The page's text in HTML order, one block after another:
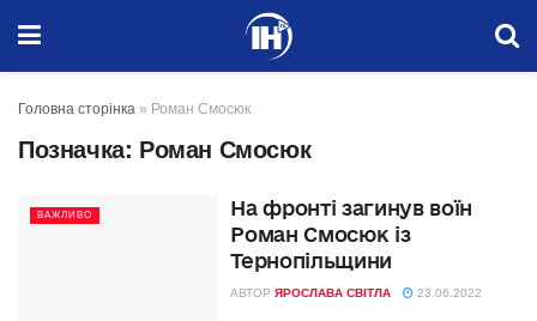
Головна сторінка » Роман Смосюк
Позначка: Роман Смосюк
ВАЖЛИВО
На фронті загинув воїн
Роман Смосюк із
Тернопільщини
АВТОР ЯРОСЛАВА СВІТЛА 23.06.2022